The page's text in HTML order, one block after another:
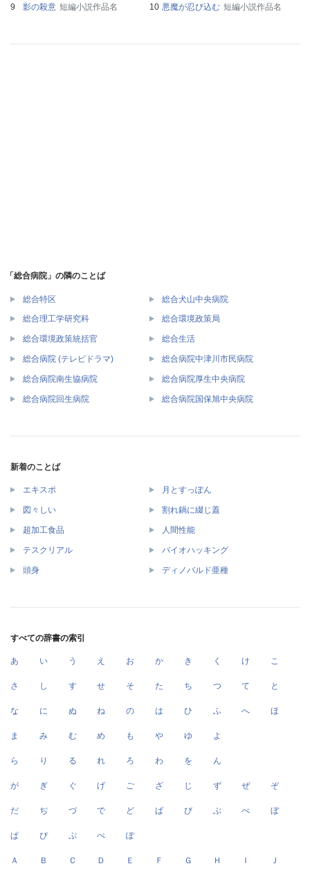
影の殺意 短編小説作品名 悪魔が忍び込む 短編小説作品名
「総合病院」の隣のことば
総合特区 総合犬山中央病院
総合理工学研究科 総合環境政策局
総合環境政策統括官 総合生活
総合病院 (テレビドラマ) 総合病院中津川市民病院
総合病院南生協病院 総合病院厚生中央病院
総合病院回生病院 総合病院国保旭中央病院
新着のことば
エキスポ 月とすっぽん
図々しい 割れ鍋に綴じ蓋
超加工食品 人間性能
テスクリアル バイオハッキング
頭身 ディノバルド亜種
すべての辞書の索引
あ い う え お か き く け こ
さ し す せ そ た ち つ て と
な に ぬ ね の は ひ ふ へ ほ
ま み む め も や ゆ よ
ら り る れ ろ わ を ん
が ぎ ぐ げ ご ざ じ ず ぜ ぞ
だ ぢ づ で ど ば び ぶ べ ぼ
ぱ ぴ ぷ ぺ ぽ
Ａ Ｂ Ｃ Ｄ Ｅ Ｆ Ｇ Ｈ Ｉ Ｊ